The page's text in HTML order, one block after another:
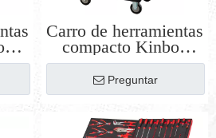
Carro de herramientas
compacto Kinbox
para el hogar |
Organizador con
ruedas liviano con
personalizable
Preguntar